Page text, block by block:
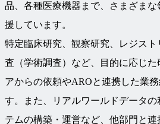
品、各種医療機器まで、さまざま
援しています。
特定臨床研究、観察研究、レジス
査（学術調査）など、目的に応じた
アからの依頼やAROと連携した業
す。また、リアルワールドデータの
テムの構築・運営など、他部門と